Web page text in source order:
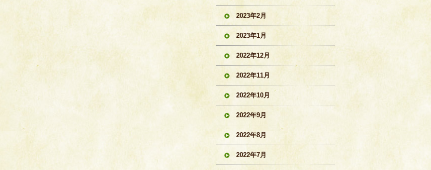
2023年2月
2023年1月
2022年12月
2022年11月
2022年10月
2022年9月
2022年8月
2022年7月